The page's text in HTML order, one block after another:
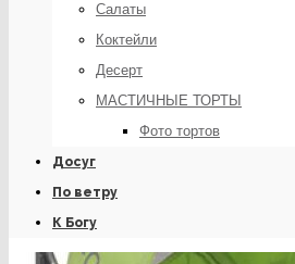
Салаты
Коктейли
Десерт
МАСТИЧНЫЕ ТОРТЫ
Фото тортов
Досуг
По ветру
К Богу